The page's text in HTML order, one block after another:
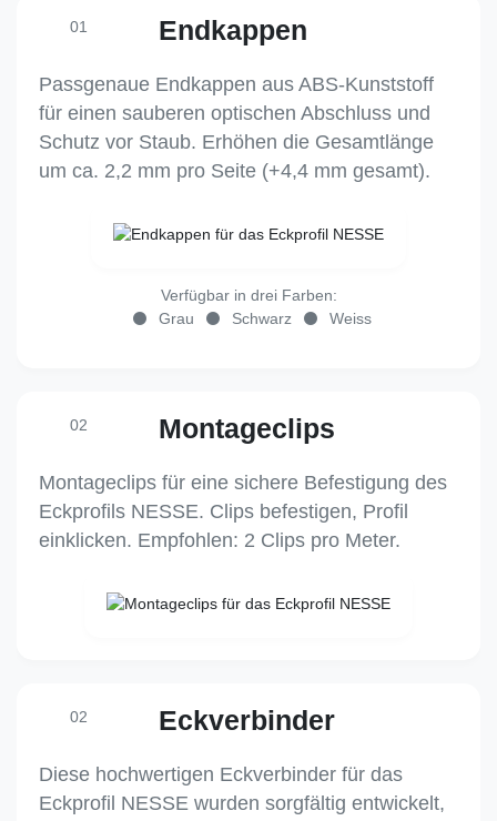
01 Endkappen
Passgenaue Endkappen aus ABS-Kunststoff
für einen sauberen optischen Abschluss und
Schutz vor Staub. Erhöhen die Gesamtlänge
um ca. 2,2 mm pro Seite (+4,4 mm gesamt).
Verfügbar in drei Farben:
Grau
Schwarz Weiss
02 Montageclips
Montageclips für eine sichere Befestigung des
Eckprofils NESSE. Clips befestigen, Profil
einklicken. Empfohlen: 2 Clips pro Meter.
02 Eckverbinder
Diese hochwertigen Eckverbinder für das
Eckprofil NESSE wurden sorgfältig entwickelt,